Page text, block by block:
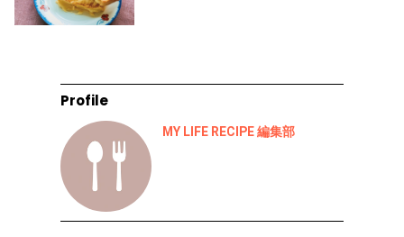
Profile
MY LIFE RECIPE 編集部